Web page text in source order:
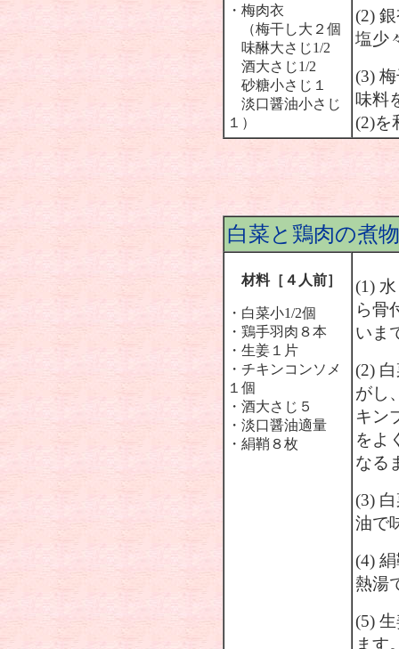
・梅肉衣
（梅干し大２個
味醂大さじ1/2
酒大さじ1/2
砂糖小さじ１
淡口醤油小さじ
１）
(2)
塩少
(3)
味料
(2)を
白菜と鶏肉の煮物
材料［４人前］
・白菜小1/2個
・鶏手羽肉８本
・生姜１片
・チキンコンソメ
１個
・酒大さじ５
・淡口醤油適量
・絹鞘８枚
(1)
ら骨
いま
(2)
がし
キン
をよ
なる
(3)
油で
(4)
熱湯
(5)
ます